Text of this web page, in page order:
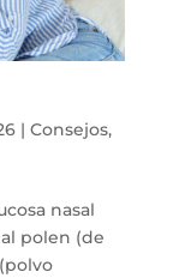
| Consejos,
nasal
polen (de